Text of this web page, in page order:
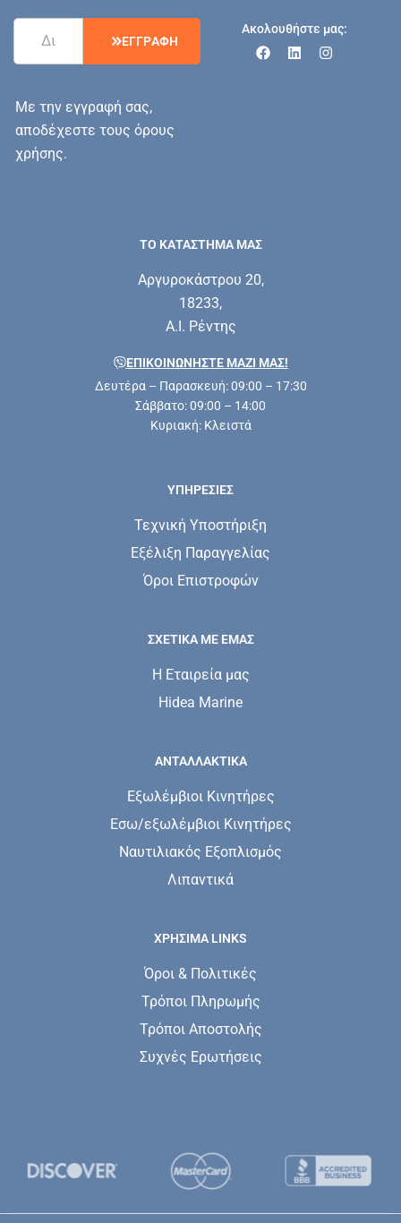
ΕΓΓΡΑΦΗ
Με την εγγραφή σας,
αποδέχεστε τους όρους
χρήσης.
Ακολουθήστε μας:
ΤΟ ΚΑΤΑΣΤΗΜΑ ΜΑΣ
Αργυροκάστρου 20,
18233,
Α.Ι. Ρέντης
ΕΠΙΚΟΙΝΩΝΗΣΤΕ ΜΑΖΊ ΜΑΣ!
Δευτέρα – Παρασκευή: 09:00 – 17:30
Σάββατο: 09:00 – 14:00
Κυριακή: Κλειστά
ΥΠΗΡΕΣΊΕΣ
Τεχνική Υποστήριξη
Εξέλιξη Παραγγελίας
Όροι Επιστροφών
ΣΧΕΤΙΚΆ ΜΕ ΕΜΆΣ
Η Εταιρεία μας
Hidea Marine
ΑΝΤΑΛΛΑΚΤΙΚΑ
Εξωλέμβιοι Κινητήρες
Εσω/εξωλέμβιοι Κινητήρες
Ναυτιλιακός Εξοπλισμός
Λιπαντικά
ΧΡΗΣΙΜΑ LINKS
Όροι & Πολιτικές
Τρόποι Πληρωμής
Τρόποι Αποστολής
Συχνές Ερωτήσεις